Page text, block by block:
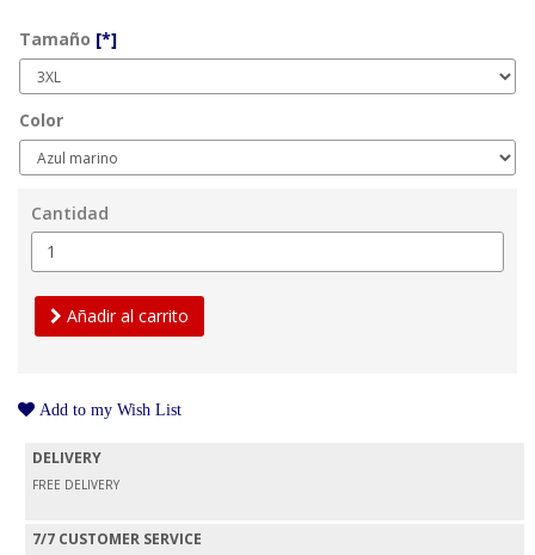
Tamaño [*]
Color
Cantidad
Añadir al carrito
Add to my Wish List
DELIVERY
FREE DELIVERY
7/7 CUSTOMER SERVICE